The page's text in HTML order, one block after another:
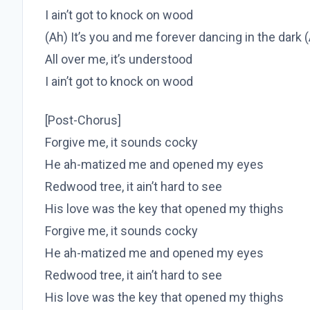
I ain’t got to knock on wood
(Ah) It’s you and me forever dancing in the dark
All over me, it’s understood
I ain’t got to knock on wood
[Post-Chorus]
Forgive me, it sounds cocky
He ah-matized me and opened my eyes
Redwood tree, it ain’t hard to see
His love was the key that opened my thighs
Forgive me, it sounds cocky
He ah-matized me and opened my eyes
Redwood tree, it ain’t hard to see
His love was the key that opened my thighs